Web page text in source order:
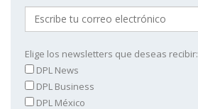
Elige los newsletters que deseas recibir:
DPL News
DPL Business
DPL México